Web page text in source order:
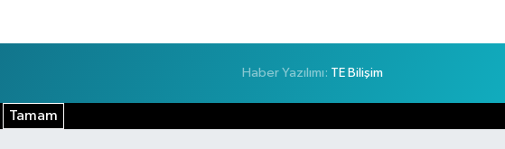
Haber Yazılımı: TE Bilişim
Tamam